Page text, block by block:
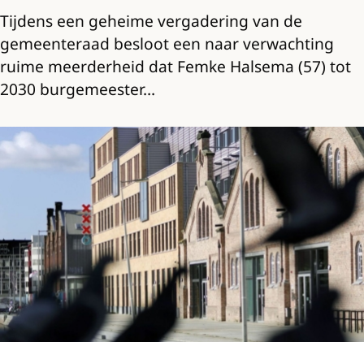
Tijdens een geheime vergadering van de
gemeenteraad besloot een naar verwachting
ruime meerderheid dat Femke Halsema (57) tot
2030 burgemeester…